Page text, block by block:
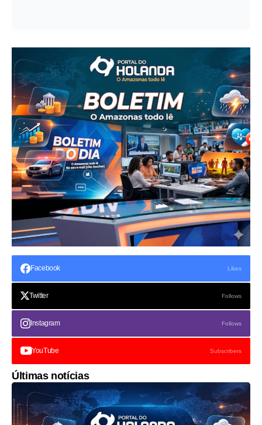
Facebook Likes
Twitter Follows
Instagram Follows
YouTube Subscribers
Últimas notícias